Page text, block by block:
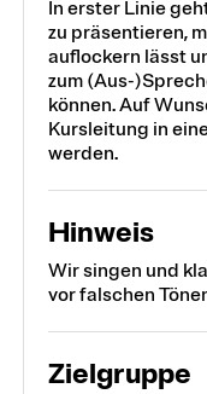
In erster Linie
zu präsentieren,
auflockern lässt
zum (Aus-
können. Auf
Kursleitung in
werden.
Hinweis
Wir singen und
vor falschen
Zielgruppe